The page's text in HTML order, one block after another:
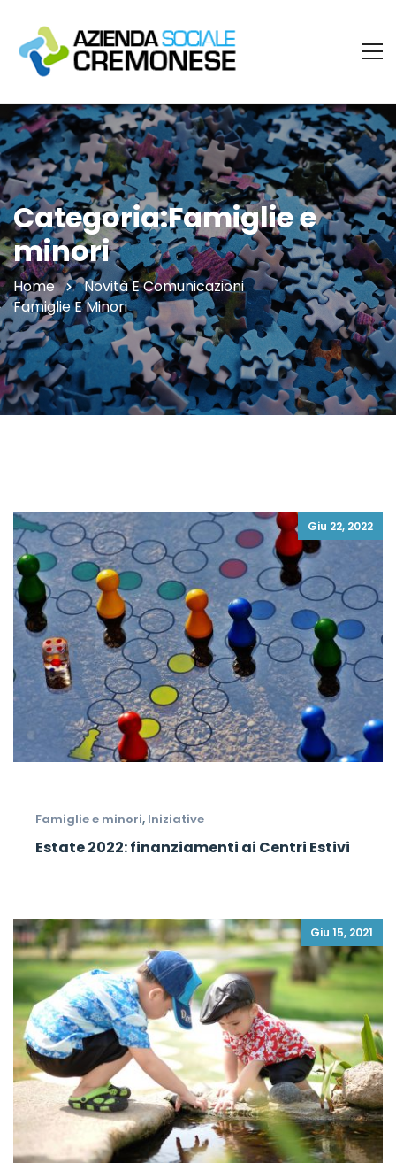
Categoria:Famiglie e
minori
Home
Novità E Comunicazioni
Famiglie E Minori
Giu 22, 2022
Famiglie e minori, Iniziative
Estate 2022: finanziamenti ai Centri Estivi
Giu 15, 2021